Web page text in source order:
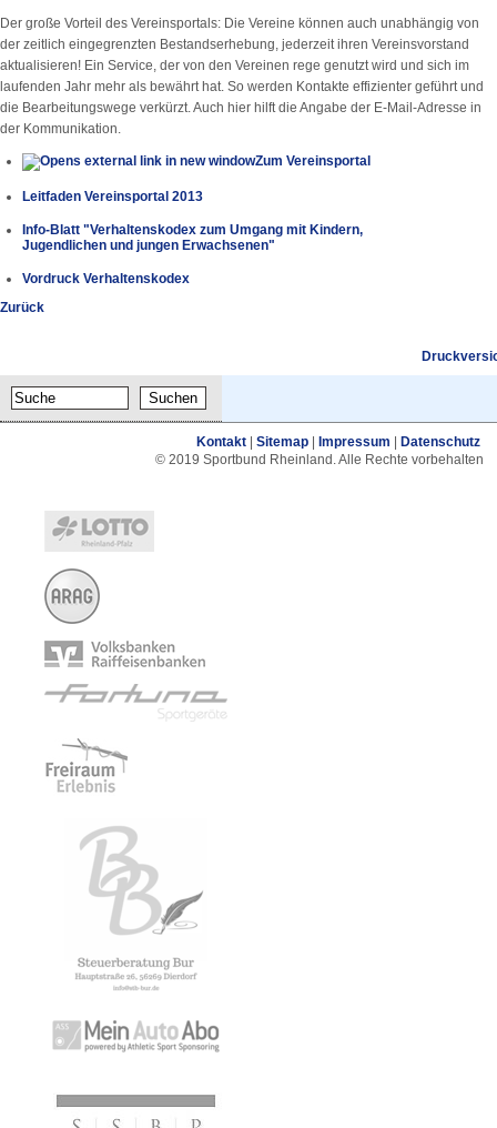
Der große Vorteil des Vereinsportals: Die Vereine können auch unabhängig von
der zeitlich eingegrenzten Bestandserhebung, jederzeit ihren Vereinsvorstand
aktualisieren! Ein Service, der von den Vereinen rege genutzt wird und sich im
laufenden Jahr mehr als bewährt hat. So werden Kontakte effizienter geführt und
die Bearbeitungswege verkürzt. Auch hier hilft die Angabe der E-Mail-Adresse in
der Kommunikation.
Zum Vereinsportal
Leitfaden Vereinsportal 2013
Info-Blatt "Verhaltenskodex zum Umgang mit Kindern,
Jugendlichen und jungen Erwachsenen"
Vordruck Verhaltenskodex
Zurück
Kontakt | Sitemap | Impressum | Datenschutz
© 2019 Sportbund Rheinland. Alle Rechte vorbehalten